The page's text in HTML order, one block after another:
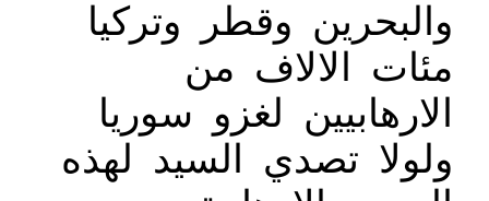
والبحرين وقطر وتركيا
مئات الالاف من
الارهابيين لغزو سوريا
ولولا تصدي السيد لهذه